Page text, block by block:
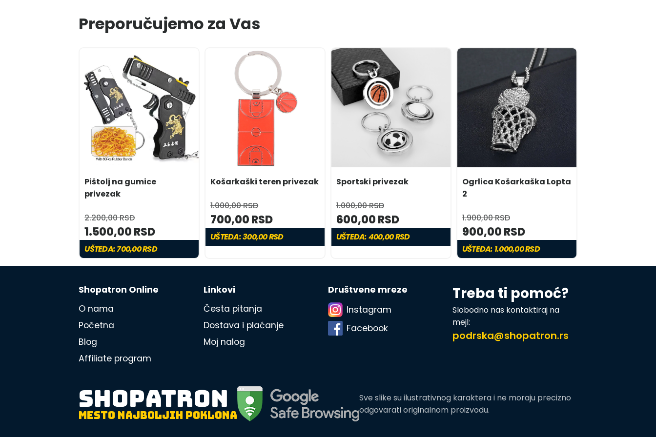
Preporučujemo za Vas
Pištolj na gumice
privezak
2.200,00 RSD
1.500,00 RSD
UŠTEDA: 700,00 RSD
Košarkaški teren privezak
1.000,00 RSD
700,00 RSD
UŠTEDA: 300,00 RSD
Sportski privezak
1.000,00 RSD
600,00 RSD
UŠTEDA: 400,00 RSD
Ogrlica Košarkaška Lopta
2
1.900,00 RSD
900,00 RSD
UŠTEDA: 1.000,00 RSD
Shopatron Online
O nama
Početna
Blog
Affiliate program
Linkovi
Česta pitanja
Dostava i plaćanje
Moj nalog
Društvene mreze
Instagram
Facebook
Treba ti pomoć?
Slobodno nas kontaktiraj na
mejl:
podrska@shopatron.rs
SHOPATRON
MESTO NAJBOLJIH POKLONA
Sve slike su ilustrativnog karaktera i ne moraju precizno
odgovarati originalnom proizvodu.